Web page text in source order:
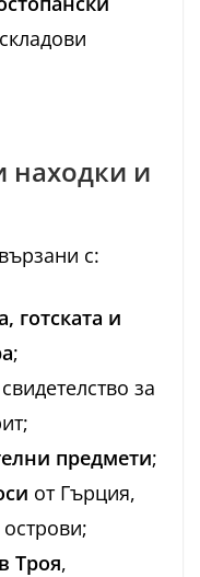
находки и
с:
готската и
;
за
предмети;
от Гърция,
Троя,